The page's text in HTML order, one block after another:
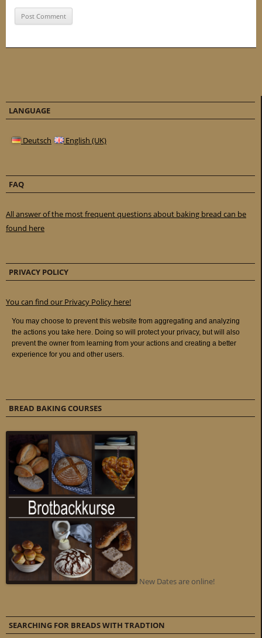
LANGUAGE
Deutsch English (UK)
FAQ
All answer of the most frequent questions about baking bread can be
found here
PRIVACY POLICY
You can find our Privacy Policy here!
BREAD BAKING COURSES
New Dates are online!
SEARCHING FOR BREADS WITH TRADTION